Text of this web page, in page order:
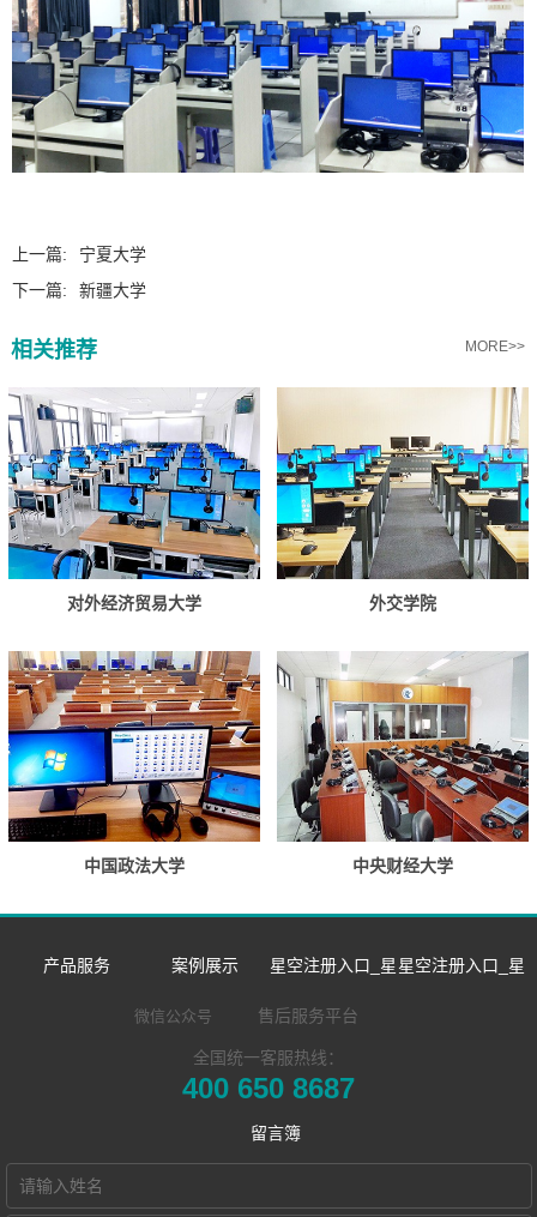
上一篇:
宁夏大学
下一篇:
新疆大学
相关推荐 MORE>>
对外经济贸易大学 外交学院
中国政法大学 中央财经大学
产品服务
数字语言学习系
空中国 Hub本地
电子教室
案例展示
双一流/985/211
外语院校
星空注册入口_星
空中国
企业新闻
星空注册入口_星
联系我们
微信公众号 售后服务平台
全国统一客服热线：
400 650 8687
留言簿